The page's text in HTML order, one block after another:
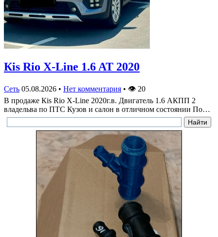
Кis Rio X-Line 1.6 AT 2020
Сеть 05.08.2026 • Нет комментария • 👁 20
В продаже Кis Rio X-Line 2020г.в. Двигатель 1.6 АКПП 2
владельва по ПТС Кузов и салон в отличном состоянии По…